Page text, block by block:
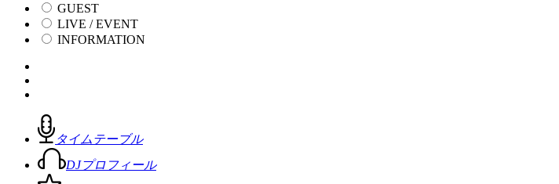
GUEST
LIVE / EVENT
INFORMATION
タイムテーブル
DJプロフィール